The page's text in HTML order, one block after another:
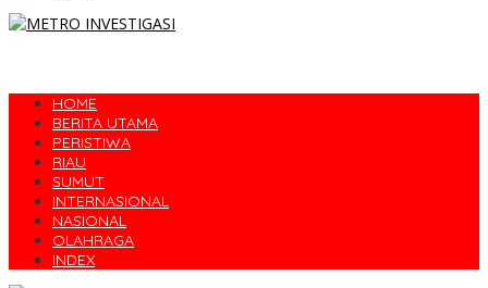
HOME
BERITA UTAMA
PERISTIWA
RIAU
SUMUT
INTERNASIONAL
NASIONAL
OLAHRAGA
INDEX